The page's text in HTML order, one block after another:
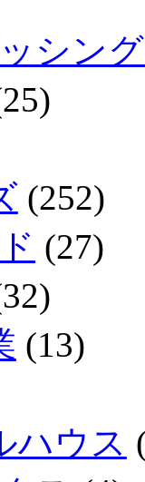
シン
(252)
(27)
(13)
ハウス